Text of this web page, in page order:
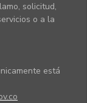
solicitud,
o a la
está